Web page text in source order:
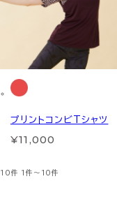
プリントコンビTシャツ
¥11,000
10件 1件～10件